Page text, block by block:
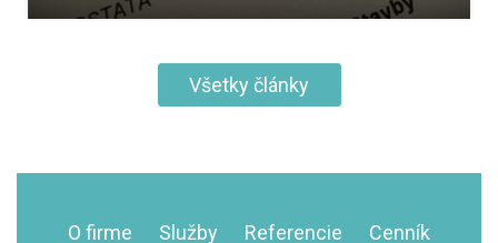
Všetky články
O firme Služby Referencie
Cenník